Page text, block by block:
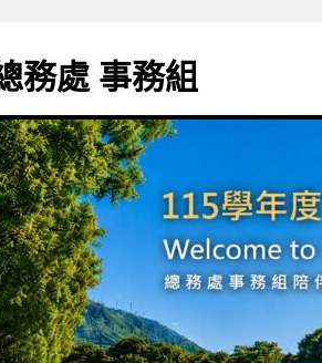
務處 事務組